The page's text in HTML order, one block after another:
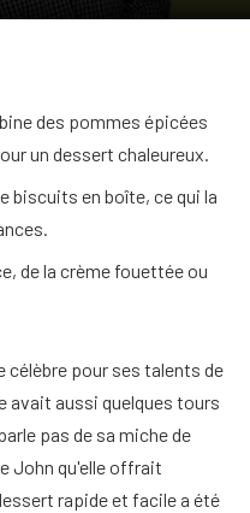
des pommes épicées
un dessert chaleureux.
biscuits en boîte, ce qui la
de la crème fouettée ou
célèbre pour ses talents de
avait aussi quelques tours
pas de sa miche de
John qu'elle offrait
rapide et facile a été